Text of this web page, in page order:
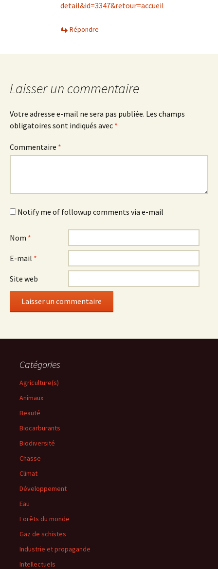
detail&id=3347&retour=accueil
Répondre
Laisser un commentaire
Votre adresse e-mail ne sera pas publiée. Les champs
obligatoires sont indiqués avec *
Commentaire *
Notify me of followup comments via e-mail
Nom *
E-mail *
Site web
Catégories
Agriculture(s)
Animaux
Beauté
Biocarburants
Biodiversité
Chasse
Climat
Développement
Eau
Forêts du monde
Gaz de schistes
Industrie et propagande
Intellectuels